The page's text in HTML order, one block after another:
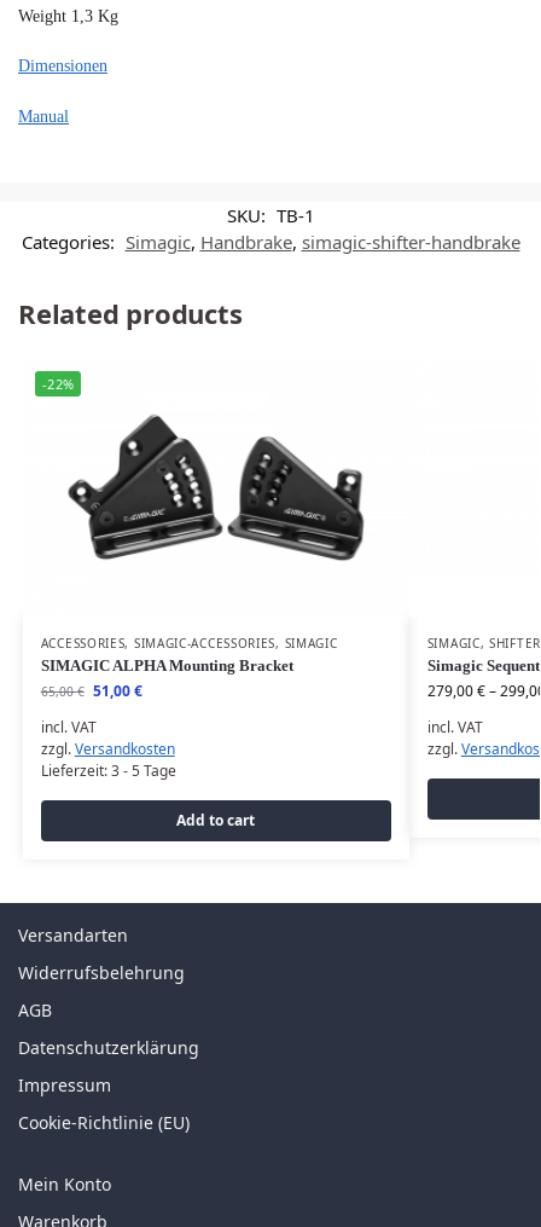
Weight 1,3 Kg
Dimensionen
Manual
SKU: TB-1
Categories: Simagic, Handbrake, simagic-shifter-handbrake
Related products
-22%
ACCESSORIES, SIMAGIC-ACCESSORIES, SIMAGIC
SIMAGIC ALPHA Mounting Bracket
65,00€ 51,00€
incl. VAT
zzgl.Versandkosten
Lieferzeit:3 - 5 Tage
Add to cart
SIMAGIC,SHIFTER
Simagic
279,00€–
incl. VAT
zzgl.
Versandarten
Widerrufsbelehrung
AGB
Datenschutzerklärung
Impressum
Cookie-Richtlinie (EU)
Mein Konto
Warenkorb